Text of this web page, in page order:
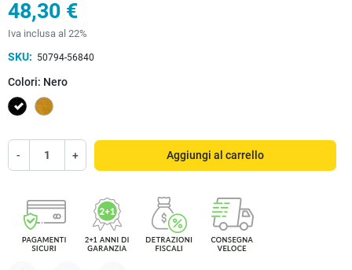
48,30 €
Iva inclusa al 22%
SKU: 50794-56840
Colori: Nero
Nero Oro
- + Aggiungi al carrello